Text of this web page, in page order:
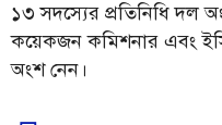
১৩ সদস্যের প্রতিনিধি দল
কয়েকজন কমিশনার এবং
অংশ নেন।